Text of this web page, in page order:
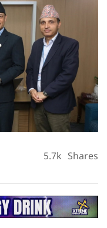
5.7k Shares